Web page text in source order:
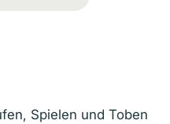
Spielen und Toben